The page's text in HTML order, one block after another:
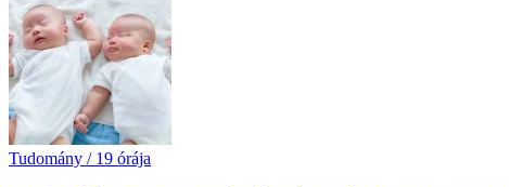
Tudomány / 19 órája